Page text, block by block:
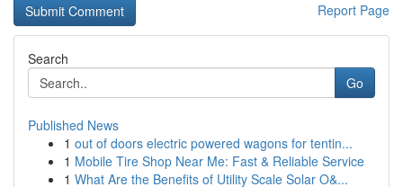
Report Page
Search
Go
Published News
1 out of doors electric powered wagons for tentin...
1 Mobile Tire Shop Near Me: Fast & Reliable Service
1 What Are the Benefits of Utility Scale Solar O&...